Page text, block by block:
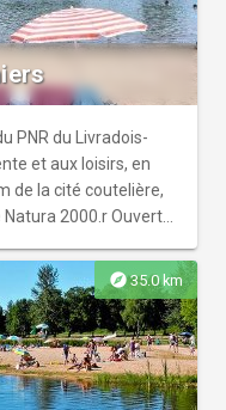
PNR du Livradois-
et aux loisirs, en
de la cité coutelière,
2000.r Ouvert
explore35.0 km